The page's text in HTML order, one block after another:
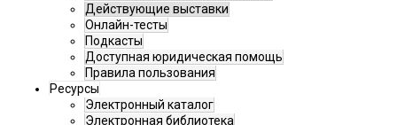
Действующие выставки
Онлайн-тесты
Подкасты
Доступная юридическая помощь
Правила пользования
Ресурсы
Электронный каталог
Электронная библиотека